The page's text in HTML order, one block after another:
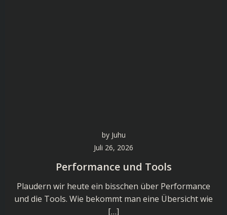
by Juhu
Juli 26, 2026
Performance und Tools
Plaudern wir heute ein bisschen über Performance
und die Tools. Wie bekommt man eine Übersicht wie
[…]